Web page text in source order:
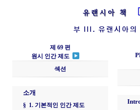
유랜시아 책
부 III. 유랜시아의
제 69 편
원시 인간 제도
섹션
소개
§ 1. 기본적인 인간 제도